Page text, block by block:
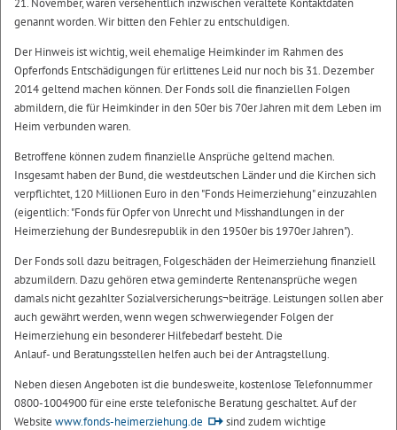
21. November, waren versehentlich inzwischen veraltete Kontaktdaten
genannt worden. Wir bitten den Fehler zu entschuldigen.
Der Hinweis ist wichtig, weil ehemalige Heimkinder im Rahmen des
Opferfonds Entschädigungen für erlittenes Leid nur noch bis 31. Dezember
2014 geltend machen können. Der Fonds soll die finanziellen Folgen
abmildern, die für Heimkinder in den 50er bis 70er Jahren mit dem Leben im
Heim verbunden waren.
Betroffene können zudem finanzielle Ansprüche geltend machen.
Insgesamt haben der Bund, die westdeutschen Länder und die Kirchen sich
verpflichtet, 120 Millionen Euro in den "Fonds Heimerziehung" einzuzahlen
(eigentlich: "Fonds für Opfer von Unrecht und Misshandlungen in der
Heimerziehung der Bundesrepublik in den 1950er bis 1970er Jahren").
Der Fonds soll dazu beitragen, Folgeschäden der Heimerziehung finanziell
abzumildern. Dazu gehören etwa geminderte Rentenansprüche wegen
damals nicht gezahlter Sozialversicherungs¬beiträge. Leistungen sollen aber
auch gewährt werden, wenn wegen schwerwiegender Folgen der
Heimerziehung ein besonderer Hilfebedarf besteht. Die
Anlauf- und Beratungsstellen helfen auch bei der Antragstellung.
Neben diesen Angeboten ist die bundesweite, kostenlose Telefonnummer
0800-1004900 für eine erste telefonische Beratung geschaltet. Auf der
Website www.fonds-heimerziehung.de
sind zudem wichtige